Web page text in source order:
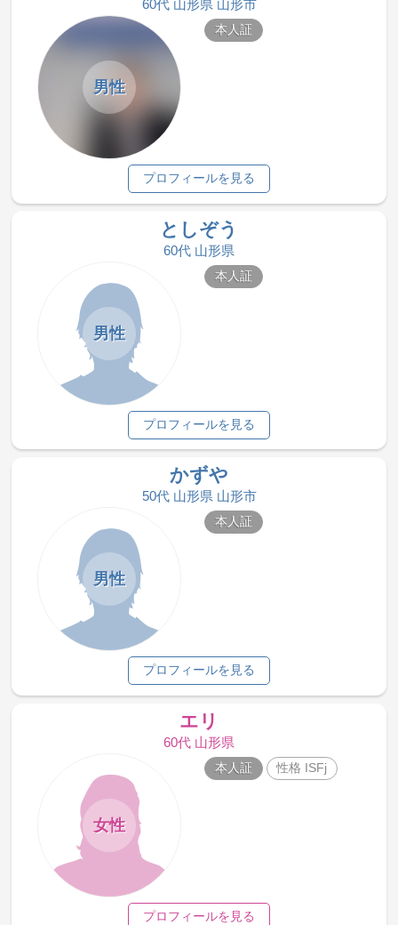
60代 山形県 山形市
男性
本人証
プロフィールを見る
としぞう
60代 山形県
男性
本人証
プロフィールを見る
かずや
50代 山形県 山形市
男性
本人証
プロフィールを見る
エリ
60代 山形県
女性
本人証 性格 ISFj
プロフィールを見る